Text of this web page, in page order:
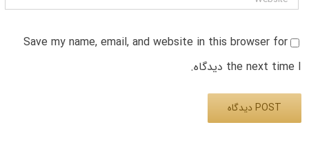
Save my name, email, and website in this browser for
the next time I دیدگاه.